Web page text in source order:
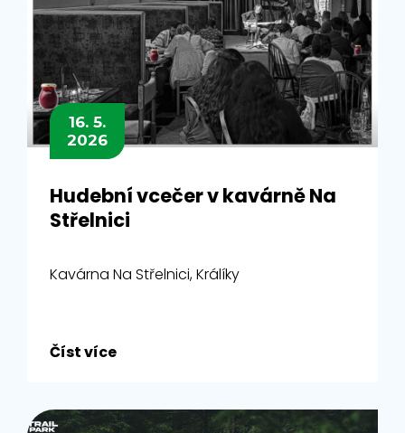
16. 5.
2026
Hudební vcečer v kavárně Na
Střelnici
Kavárna Na Střelnici, Králíky
Číst více